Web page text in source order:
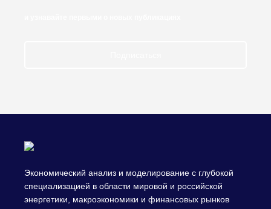
Экономический анализ и моделирование с глубокой
специализацией в области мировой и российской
энергетики, макроэкономики и финансовых рынков